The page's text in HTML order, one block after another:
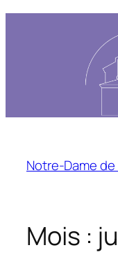
Notre-Dame de
Mois :